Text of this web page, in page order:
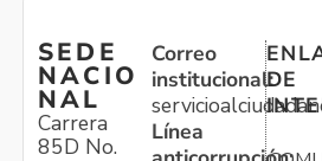
SEDE
NACIO
NAL
Carrera
85D No.
Correo
institucional:
Línea
DE